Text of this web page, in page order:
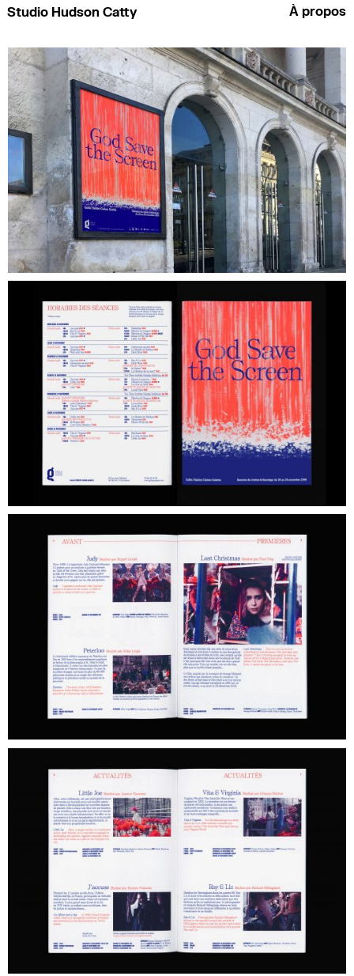
À propos
Studio Hudson Catty